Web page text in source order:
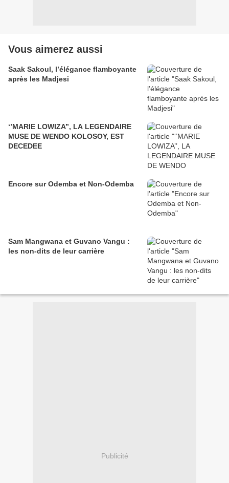
Vous aimerez aussi
Saak Sakoul, l’élégance flamboyante
après les Madjesi
‘’MARIE LOWIZA’’, LA LEGENDAIRE
MUSE DE WENDO KOLOSOY, EST
DECEDEE
Encore sur Odemba et Non-Odemba
Sam Mangwana et Guvano Vangu :
les non-dits de leur carrière
Publicité